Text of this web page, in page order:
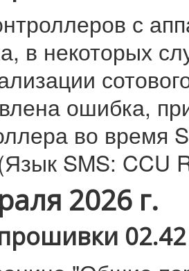
с
в некоторых
ошибка,
во время
SMS: CCU
2026 г.